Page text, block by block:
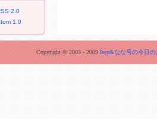
2.0
1.0
Copyright © 2003 - 2009 Issy&なな号の今日